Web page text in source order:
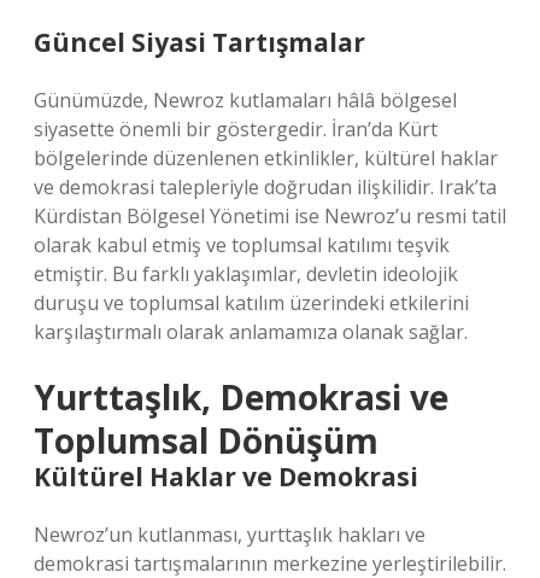
Güncel Siyasi Tartışmalar
Günümüzde, Newroz kutlamaları hâlâ bölgesel
siyasette önemli bir göstergedir. İran’da Kürt
bölgelerinde düzenlenen etkinlikler, kültürel haklar
ve demokrasi talepleriyle doğrudan ilişkilidir. Irak’ta
Kürdistan Bölgesel Yönetimi ise Newroz’u resmi tatil
olarak kabul etmiş ve toplumsal katılımı teşvik
etmiştir. Bu farklı yaklaşımlar, devletin ideolojik
duruşu ve toplumsal katılım üzerindeki etkilerini
karşılaştırmalı olarak anlamamıza olanak sağlar.
Yurttaşlık, Demokrasi ve
Toplumsal Dönüşüm
Kültürel Haklar ve Demokrasi
Newroz’un kutlanması, yurttaşlık hakları ve
demokrasi tartışmalarının merkezine yerleştirilebilir.